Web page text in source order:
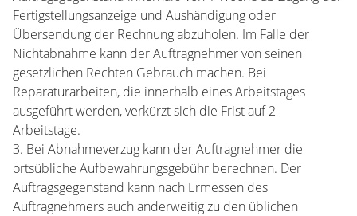
Fertigstellungsanzeige und Aushändigung oder
Übersendung der Rechnung abzuholen. Im Falle der
Nichtabnahme kann der Auftragnehmer von seinen
gesetzlichen Rechten Gebrauch machen. Bei
Reparaturarbeiten, die innerhalb eines Arbeitstages
ausgeführt werden, verkürzt sich die Frist auf 2
Arbeitstage.
3. Bei Abnahmeverzug kann der Auftragnehmer die
ortsübliche Aufbewahrungsgebühr berechnen. Der
Auftragsgegenstand kann nach Ermessen des
Auftragnehmers auch anderweitig zu den üblichen